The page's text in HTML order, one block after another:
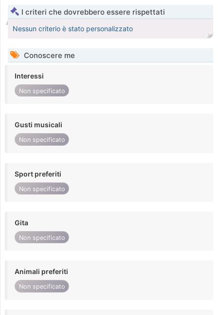
I criteri che dovrebbero essere rispettati
Nessun criterio è stato personalizzato
Conoscere me
Interessi
Non specificato
Gusti musicali
Non specificato
Sport preferiti
Non specificato
Gita
Non specificato
Animali preferiti
Non specificato